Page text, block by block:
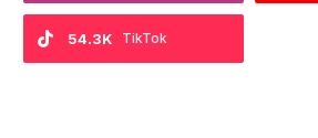
TikTok
54.3K